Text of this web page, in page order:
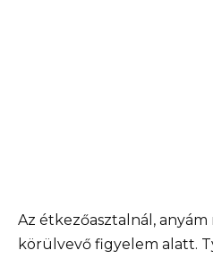
Az étkezőasztalnál,
körülvevő figyelem alatt.